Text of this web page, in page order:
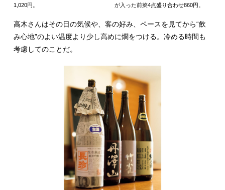
1,020円。
が入った前菜4点盛り合わせ860円。
高木さんはその日の気候や、客の好み、ペースを見てから“飲
み心地”のよい温度より少し高めに燗をつける。冷める時間も
考慮してのことだ。